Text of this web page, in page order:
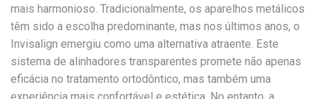
mais harmonioso. Tradicionalmente, os aparelhos metálicos
têm sido a escolha predominante, mas nos últimos anos, o
Invisalign emergiu como uma alternativa atraente. Este
sistema de alinhadores transparentes promete não apenas
eficácia no tratamento ortodôntico, mas também uma